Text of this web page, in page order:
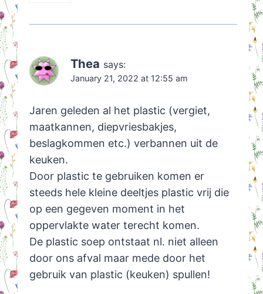
Thea says:
January 21, 2022 at 12:55 am
Jaren geleden al het plastic (vergiet,
maatkannen, diepvriesbakjes,
beslagkommen etc.) verbannen uit de
keuken.
Door plastic te gebruiken komen er
steeds hele kleine deeltjes plastic vrij die
op een gegeven moment in het
oppervlakte water terecht komen.
De plastic soep ontstaat nl. niet alleen
door ons afval maar mede door het
gebruik van plastic (keuken) spullen!